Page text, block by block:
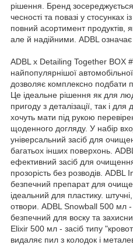
рішення. Бренд зосереджується
чесності та повазі у стосунках
повний асортимент продуктів,
але й надійними. ADBL означає
ADBL x Detailing Together BOX
найпопулярнішої
дозволяє комплексно подбати
Це ідеальне рішення як для
пригоду з деталізації, так і для
хочуть мати під рукою
щоденного догляду. У набір
універсальний засіб для
багатьох інших поверхонь.
ефективний засіб для
прозорість без розводів.
безпечний препарат для
ідеальний для пластику.
отвори. ADBL Snowball 500 мл
безпечний для воску та
Elixir 500 мл - засіб типу
видаляє пил з колодок і